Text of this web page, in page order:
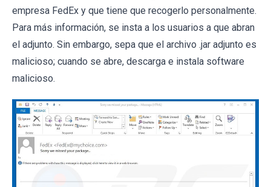
empresa FedEx y que tiene que recogerlo personalmente.
Para más información, se insta a los usuarios a que abran
el adjunto. Sin embargo, sepa que el archivo .jar adjunto es
malicioso; cuando se abre, descarga e instala software
malicioso.